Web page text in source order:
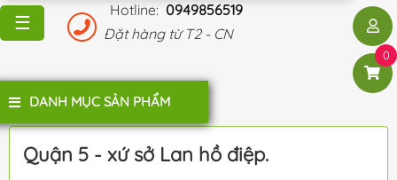
Hotline: 0949856519
Đặt hàng từ T2 - CN
0
BLOG
HÀNG
HỆ
☰
DANH MỤC SẢN PHẨM
Quận 5 - xứ sở Lan hồ điệp.